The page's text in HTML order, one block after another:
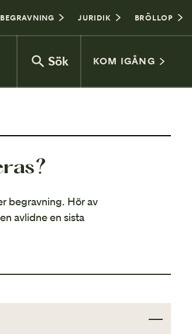
JURIDIK BRÖLLOP
Sök KOM IGÅNG
eller kremering
begravning. Hör av
avlidne en sista